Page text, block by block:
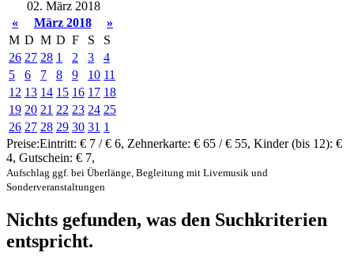
02. März 2018
«
März 2018
»
M D M D F S
S
26 27 28 1 2 3
4
5
6 7 8 9 10 11
12 13 14 15 16 17 18
19 20 21 22 23 24 25
26 27 28 29 30 31 1
Preise:Eintritt: € 7 / € 6, Zehnerkarte: € 65 / € 55, Kinder (bis 12): €
4, Gutschein: € 7,
Aufschlag ggf. bei Überlänge, Begleitung mit Livemusik und
Sonderveranstaltungen
Nichts gefunden, was den Suchkriterien
entspricht.